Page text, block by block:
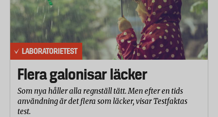
LABORATORIETEST
Flera galonisar läcker
Som nya håller alla regnställ tätt. Men efter en tids
användning är det flera som läcker, visar Testfaktas
test.